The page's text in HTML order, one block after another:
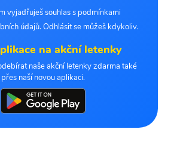
vyjadřuješ souhlas s podmínkami
údajů. Odhlásit se můžeš kdykoliv.
na akční letenky
naše akční letenky zdarma také
přes naší novou aplikaci.